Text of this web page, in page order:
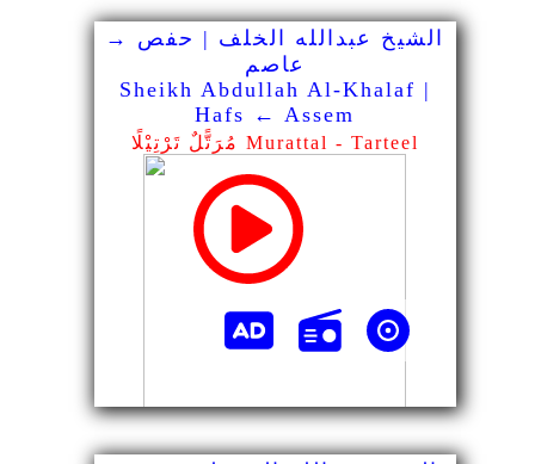
الشيخ عبدالله الخلف | حفص →
عاصم
Sheikh Abdullah Al-Khalaf |
Hafs ← Assem
مُرَتًّلٌ تَرْتِيْلًا Murattal - Tarteel